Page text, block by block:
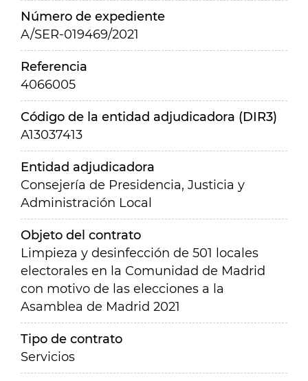
Número de expediente
A/SER-019469/2021
Referencia
4066005
Código de la entidad adjudicadora (DIR3)
A13037413
Entidad adjudicadora
Consejería de Presidencia, Justicia y
Administración Local
Objeto del contrato
Limpieza y desinfección de 501 locales
electorales en la Comunidad de Madrid
con motivo de las elecciones a la
Asamblea de Madrid 2021
Tipo de contrato
Servicios